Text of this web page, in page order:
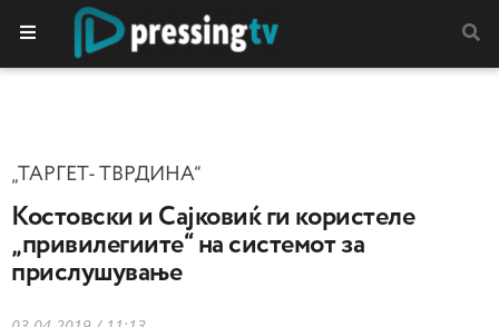
„ТАРГЕТ- ТВРДИНА“
Костовски и Сајковиќ ги користеле
„привилегиите“ на системот за
прислушување